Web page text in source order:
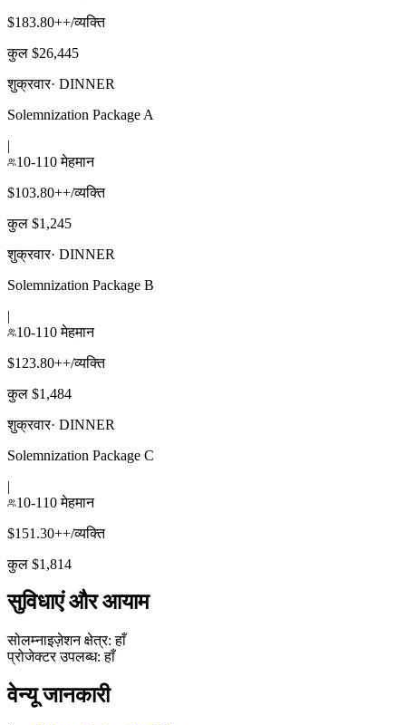
$183.80++/व्यक्ति
कुल $26,445
शुक्रवार· DINNER
Solemnization Package A
|
10-110 मेहमान
$103.80++/व्यक्ति
कुल $1,245
शुक्रवार· DINNER
Solemnization Package B
|
10-110 मेहमान
$123.80++/व्यक्ति
कुल $1,484
शुक्रवार· DINNER
Solemnization Package C
|
10-110 मेहमान
$151.30++/व्यक्ति
कुल $1,814
सुविधाएं और आयाम
सोलम्नाइज़ेशन क्षेत्र: हाँ
प्रोजेक्टर उपलब्ध: हाँ
वेन्यू जानकारी